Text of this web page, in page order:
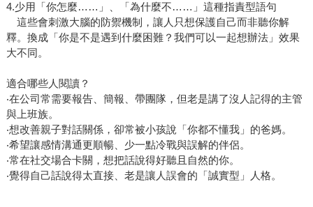
4.少用「你怎麼……」、「為什麼不……」這種指責型語句
這些會刺激大腦的防禦機制，讓人只想保護自己而非聽你解
釋。換成「你是不是遇到什麼困難？我們可以一起想辦法」效果
大不同。
適合哪些人閱讀？
‧在公司常需要報告、簡報、帶團隊，但老是講了沒人記得的主管
與上班族。
‧想改善親子對話關係，卻常被小孩說「你都不懂我」的爸媽。
‧希望讓感情溝通更順暢、少一點冷戰與誤解的伴侶。
‧常在社交場合卡關，想把話說得好聽且自然的你。
‧覺得自己話說得太直接、老是讓人誤會的「誠實型」人格。